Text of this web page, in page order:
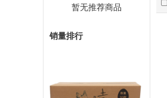
暂无推荐商品
销量排行